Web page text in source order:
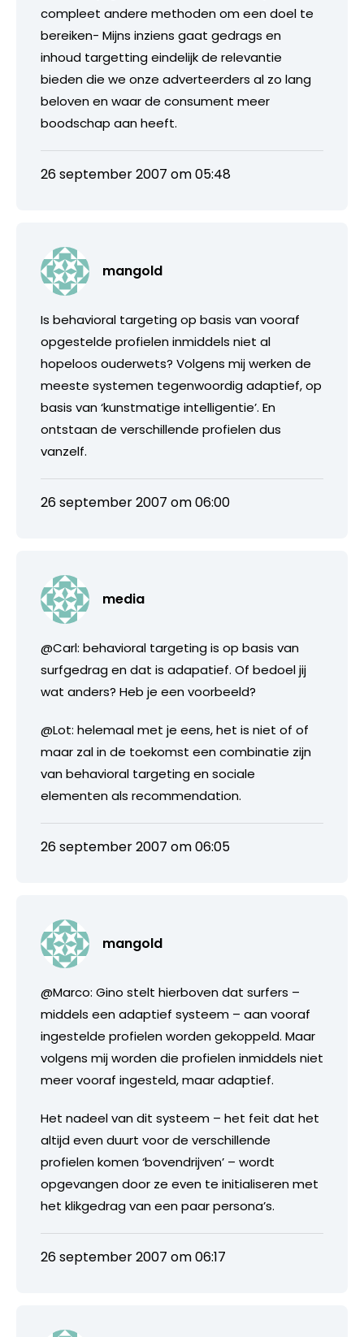
compleet andere methoden om een doel te
bereiken- Mijns inziens gaat gedrags en
inhoud targetting eindelijk de relevantie
bieden die we onze adverteerders al zo lang
beloven en waar de consument meer
boodschap aan heeft.
26 september 2007 om 05:48
mangold
Is behavioral targeting op basis van vooraf
opgestelde profielen inmiddels niet al
hopeloos ouderwets? Volgens mij werken de
meeste systemen tegenwoordig adaptief, op
basis van ‘kunstmatige intelligentie’. En
ontstaan de verschillende profielen dus
vanzelf.
26 september 2007 om 06:00
media
@Carl: behavioral targeting is op basis van
surfgedrag en dat is adapatief. Of bedoel jij
wat anders? Heb je een voorbeeld?
@Lot: helemaal met je eens, het is niet of of
maar zal in de toekomst een combinatie zijn
van behavioral targeting en sociale
elementen als recommendation.
26 september 2007 om 06:05
mangold
@Marco: Gino stelt hierboven dat surfers –
middels een adaptief systeem – aan vooraf
ingestelde profielen worden gekoppeld. Maar
volgens mij worden die profielen inmiddels niet
meer vooraf ingesteld, maar adaptief.
Het nadeel van dit systeem – het feit dat het
altijd even duurt voor de verschillende
profielen komen ‘bovendrijven’ – wordt
opgevangen door ze even te initialiseren met
het klikgedrag van een paar persona’s.
26 september 2007 om 06:17